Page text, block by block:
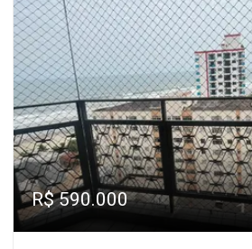
R$ 590.000